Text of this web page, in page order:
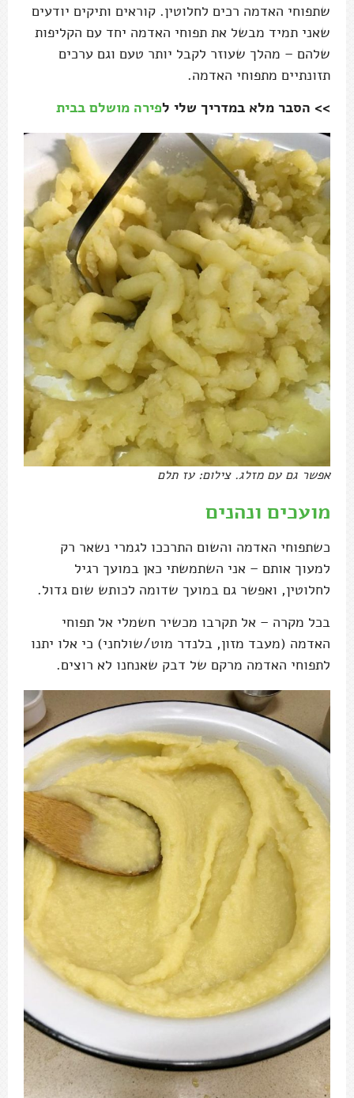
שתפוחי האדמה רכים לחלוטין. קוראים ותיקים יודעים
שאני תמיד מבשל את תפוחי האדמה יחד עם הקליפות
שלהם – מהלך שעוזר לקבל יותר טעם וגם ערכים
תזונתיים מתפוחי האדמה.
>> הסבר מלא במדריך שלי לפירה מושלם בבית
אפשר גם עם מזלג. צילום: עז תלם
מועכים ונהנים
כשתפוחי האדמה והשום התרככו לגמרי נשאר רק
למעוך אותם – אני השתמשתי כאן במועך רגיל
לחלוטין, ואפשר גם במועך שדומה לכותש שום גדול.
בכל מקרה – אל תקרבו מכשיר חשמלי אל תפוחי
האדמה (מעבד מזון, בלנדר מוט/שולחני) כי אלו יתנו
לתפוחי האדמה מרקם של דבק שאנחנו לא רוצים.